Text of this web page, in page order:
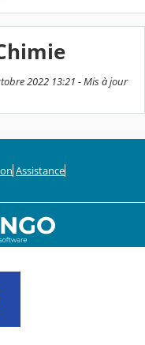
2022 13:21 - Mis à jour
Assistance